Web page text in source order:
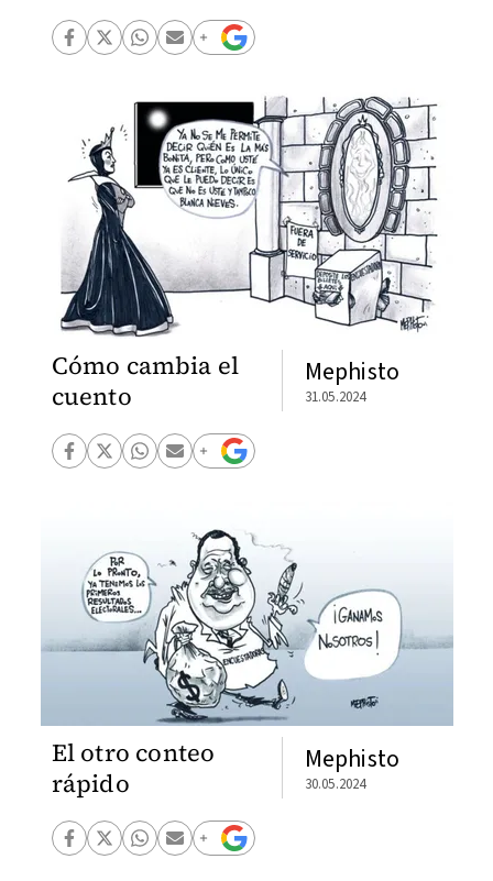
Cómo cambia el
cuento
Mephisto
31.05.2024
El otro conteo
rápido
Mephisto
30.05.2024